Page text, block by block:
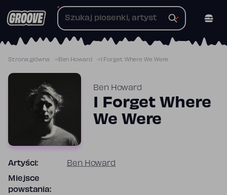
do
Strona główna Ben Howard I Forget Where We Were
Ben Howard
I Forget Where
We Were
Artyści: Ben Howard
Miejsce
powstania: